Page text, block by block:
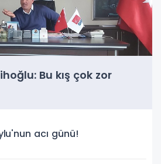
Bu kış çok zor
acı günü!